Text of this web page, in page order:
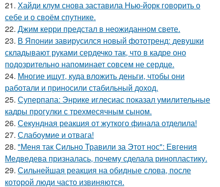
21. Хайди клум снова заставила Нью-йорк говорить о
себе и о своём спутнике.
22. Джим керри предстал в неожиданном свете.
23. В Японии завирусился новый фототренд: девушки
складывают руками сердечко так, что в кадре оно
подозрительно напоминает совсем не сердце.
24. Многие ищут, куда вложить деньги, чтобы они
работали и приносили стабильный доход.
25. Суперпапа: Энрике иглесиас показал умилительные
кадры прогулки с трехмесячным сыном.
26. Секундная реакция от жуткого финала отделила!
27. Слабоумие и отвага!
28. "Меня так Сильно Травили за Этот нос": Евгения
Медведева призналась, почему сделала ринопластику.
29. Сильнейшая реакция на обидные слова, после
которой люди часто извиняются.